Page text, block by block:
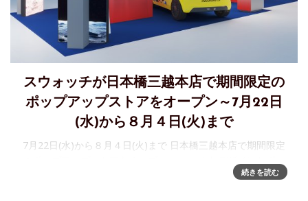
スウォッチが日本橋三越本店で期間限定の
ポップアップストアをオープン～7月22日
(水)から８月４日(火)まで
7月22日(水)から８月４日(火)まで 日本橋三越本店で期間限定
プなカラーで知られるスイスメイドのウォッチメーカー
続きを読む